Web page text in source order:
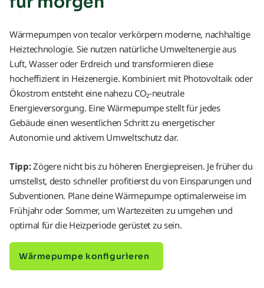
Wärmepumpen von tecalor verkörpern moderne, nachhaltige
Heiztechnologie. Sie nutzen natürliche Umweltenergie aus
Luft, Wasser oder Erdreich und transformieren diese
hocheffizient in Heizenergie. Kombiniert mit Photovoltaik oder
Ökostrom entsteht eine nahezu CO₂-neutrale
Energieversorgung. Eine Wärmepumpe stellt für jedes
Gebäude einen wesentlichen Schritt zu energetischer
Autonomie und aktivem Umweltschutz dar.
Tipp:Zögere nicht bis zu höheren Energiepreisen. Je früher du
umstellst, desto schneller profitierst du von Einsparungen und
Subventionen. Plane deine Wärmepumpe optimalerweise im
Frühjahr oder Sommer, um Wartezeiten zu umgehen und
optimal für die Heizperiode gerüstet zu sein.
Wärmepumpe konfigurieren